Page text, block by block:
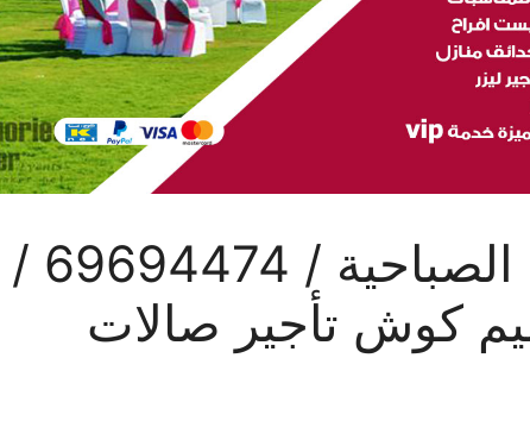
رقم مكتب أفراح الصباحية / 69694474 /
كوش تأجير صالات